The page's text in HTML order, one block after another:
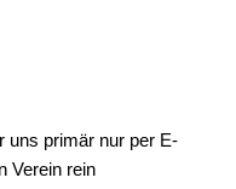
uns primär nur per E-
Verein rein